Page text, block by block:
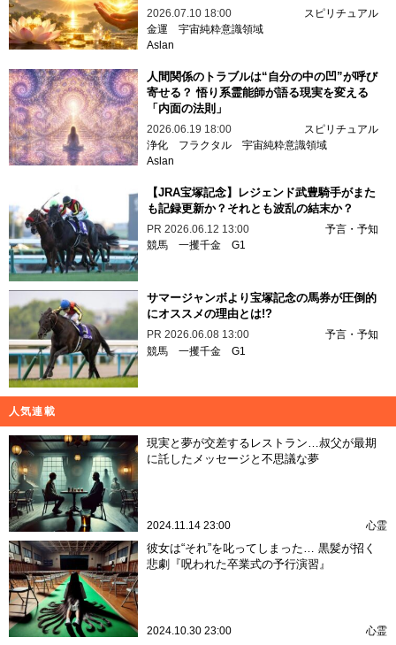
2026.07.10 18:00
スピリチュアル
金運 宇宙純粋意識領域
Aslan
人間関係のトラブルは“自分の中の凹”が呼び
寄せる？ 悟り系霊能師が語る現実を変える
「内面の法則」
2026.06.19 18:00
スピリチュアル
浄化
フラクタル 宇宙純粋意識領域
Aslan
【JRA宝塚記念】レジェンド武豊騎手がまた
も記録更新か？それとも波乱の結末か？
PR 2026.06.12 13:00
予言・予知
競馬 一攫千金 G1
サマージャンボより宝塚記念の馬券が圧倒的
にオススメの理由とは!?
PR 2026.06.08 13:00
予言・予知
競馬 一攫千金 G1
人気連載
現実と夢が交差するレストラン…叔父が最期
に託したメッセージと不思議な夢
2024.11.14 23:00 心霊
彼女は“それ”を叱ってしまった… 黒髪が招く
悲劇『呪われた卒業式の予行演習』
2024.10.30 23:00 心霊